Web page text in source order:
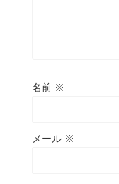
名前 ※
メール ※